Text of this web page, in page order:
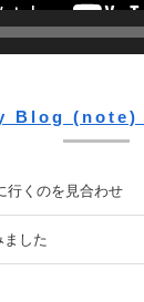
Blog (note)
行くのを見合わせ
ました